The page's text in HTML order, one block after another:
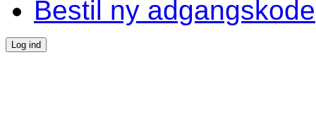
Bestil ny adgangskode